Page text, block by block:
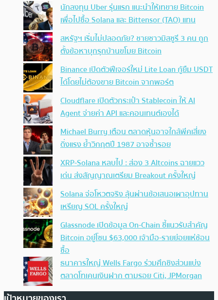
นักลงทุน Uber รุ่นแรก แนะนำให้เทขาย Bitcoin
เพื่อไปซื้อ Solana และ Bittensor (TAO) แทน
สหรัฐฯ เริ่มไม่ปลอดภัย? ชายชาวมิสซูรี 3 คน ถูก
ตั้งข้อหาบุกรุกบ้านขโมย Bitcoin
Binance เปิดตัวฟีเจอร์ใหม่ Lite Loan กู้ยืม USDT
ได้โดยไม่ต้องขาย Bitcoin จากพอร์ต
Cloudflare เปิดตัวกระเป๋า Stablecoin ให้ AI
Agent จ่ายค่า API และคอนเทนต์เองได้
Michael Burry เตือน ตลาดหุ้นอาจใกล้พีคเสี่ยง
ดิ่งแรง ย้ำวิกฤตปี 1987 อาจซ้ำรอย
XRP-Solana หลบไป : ส่อง 3 Altcoins ฉายแวว
เด่น ส่งสัญญาณเตรียม Breakout ครั้งใหญ่
Solana จ่อโหวตจริง ลุ้นผ่านข้อเสนอเผาอุปทาน
เหรียญ SOL ครั้งใหญ่
Glassnode เปิดข้อมูล On-Chain ชี้แนวรับสำคัญ
Bitcoin อยู่โซน $63,000 เจ้ามือ-รายย่อยแห่ช้อน
ซื้อ
ธนาคารใหญ่ Wells Fargo ร่วมศึกชิงส่วนแบ่ง
ตลาดโทเคนเงินฝาก ตามรอย Citi, JPMorgan